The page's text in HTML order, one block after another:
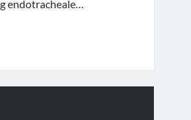
endotracheale…